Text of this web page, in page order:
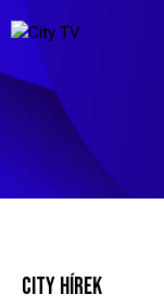
CITY HÍREK